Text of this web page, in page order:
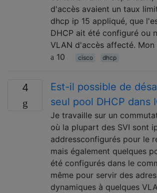
d'accès avaient un taux
dhcp ip 15 appliqué, que
DHCP ait été configuré ou
VLAN d'accès affecté.
10
cisco dhcp
4
Est-il possible de
seul pool DHCP dans
Je travaille sur un
où la plupart des SVI sont
addressconfigurés pour le
mais également quelques
été configurés dans le
même pour servir des
dynamiques à quelques